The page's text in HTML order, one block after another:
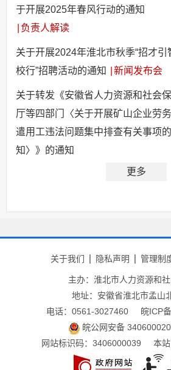
于开展2025年春风行动的通知
负责人解读
关于开展2024年淮北市秋季“招才引
校行”招聘活动的通知
新闻发布会
关于转发《安徽省人力资源和社会
厅等四部门〈关于开展矿山企业劳
遣用工违法问题集中排查有关事项
知〉》的通知
更多
关于我们 隐私声明 管理制
主办：淮北市人力资源和
地址：安徽省淮北市孟山
电话：0561-3027460
皖ICP
皖公网安备
网站标识码：3406000039
本